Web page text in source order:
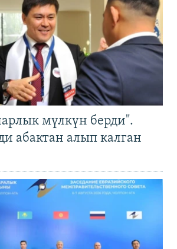
мүлкүн берди".
абактан алып калган